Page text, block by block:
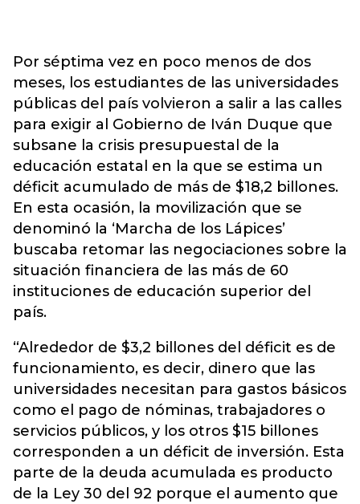
Por séptima vez en poco menos de dos
meses, los estudiantes de las universidades
públicas del país volvieron a salir a las calles
para exigir al Gobierno de Iván Duque que
subsane la crisis presupuestal de la
educación estatal en la que se estima un
déficit acumulado de más de $18,2 billones.
En esta ocasión, la movilización que se
denominó la ‘Marcha de los Lápices’
buscaba retomar las negociaciones sobre la
situación financiera de las más de 60
instituciones de educación superior del
país.
“Alrededor de $3,2 billones del déficit es de
funcionamiento, es decir, dinero que las
universidades necesitan para gastos básicos
como el pago de nóminas, trabajadores o
servicios públicos, y los otros $15 billones
corresponden a un déficit de inversión. Esta
parte de la deuda acumulada es producto
de la Ley 30 del 92 porque el aumento que